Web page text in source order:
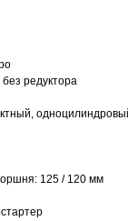
без редуктора
125 / 120 мм